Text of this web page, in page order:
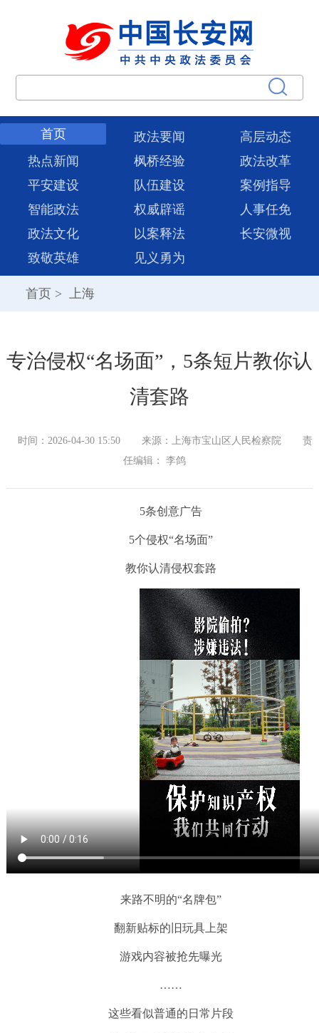
首页 政法要闻
高层动态
热点新闻
枫桥经验
政法改革
平安建设
队伍建设
案例指导
智能政法
权威辟谣
人事任免
政法文化
以案释法
长安微视
致敬英雄
见义勇为
首页 > 上海
专治侵权“名场面”，5条短片教你认
清套路
时间：2026-04-30 15:50 来源：上海市宝山区人民检察院
责
任编辑： 李鸽
5条创意广告
5个侵权“名场面”
教你认清侵权套路
来路不明的“名牌包”
翻新贴标的旧玩具上架
游戏内容被抢先曝光
……
这些看似普通的日常片段